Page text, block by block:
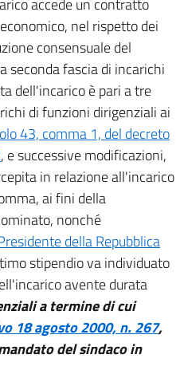
accede un contratto
nel rispetto dei
consensuale del
seconda fascia di incarichi
dell'incarico è pari a tre
di funzioni dirigenziali ai
43, comma 1, del decreto
, e successive modificazioni,
in relazione all'incarico
ai fini della
nonché
della Repubblica
stipendio va individuato
avente durata
a termine di cui
18 agosto 2000, n. 267,
del sindaco in